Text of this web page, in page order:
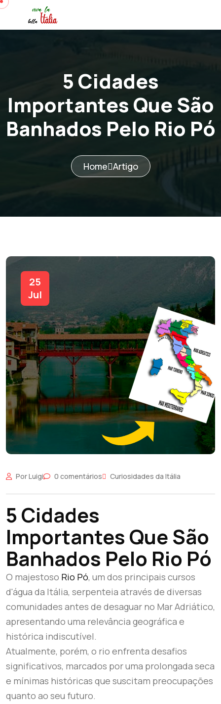
5 Cidades
Importantes Que São
Banhados Pelo Rio Pó
Home Artigo
25
Jul
Por Luigi 0 comentários Curiosidades da Itália
5 Cidades
Importantes Que São
Banhados Pelo Rio Pó
O majestoso Rio Pó, um dos principais cursos
d'água da Itália, serpenteia através de diversas
comunidades antes de desaguar no Mar Adriático,
apresentando uma relevância geográfica e
histórica indiscutível.
Atualmente, porém, o rio enfrenta desafios
significativos, marcados por uma prolongada seca
e mínimas históricas que suscitam preocupações
quanto ao seu futuro.